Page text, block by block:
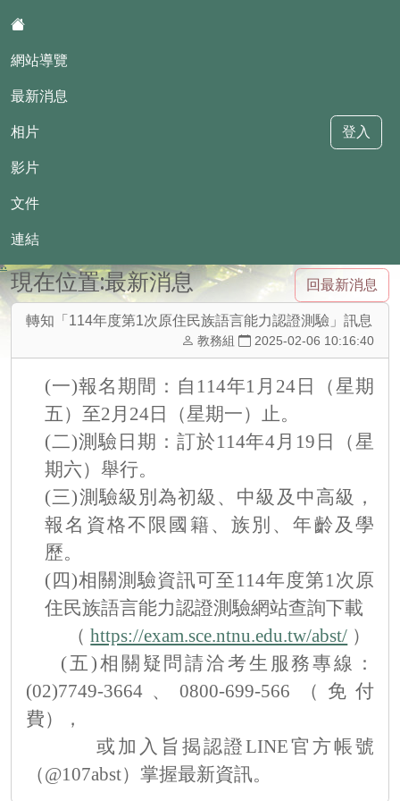
網站導覽
最新消息
相片
影片
文件
連結
登入
回最新消息
現在位置:最新消息
轉知「114年度第1次原住民族語言能力認證測驗」訊息
教務組 2025-02-06 10:16:40
(一)報名期間：自114年1月24日（星期
五）至2月24日（星期一）止。
(二)測驗日期：訂於114年4月19日（星
期六）舉行。
(三)測驗級別為初級、中級及中高級，
報名資格不限國籍、族別、年齡及學
歷。
(四)相關測驗資訊可至114年度第1次原
住民族語言能力認證測驗網站查詢下載
（https://exam.sce.ntnu.edu.tw/abst/ ）
(五)相關疑問請洽考生服務專線：
(02)7749-3664、0800-699-566（免付
費），
或加入旨揭認證LINE官方帳號
（@107abst）掌握最新資訊。